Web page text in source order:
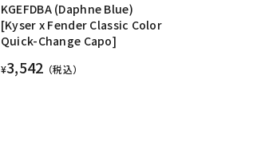
KGEFDBA (Daphne Blue)
[Kyser x Fender Classic Color
Quick-Change Capo]
¥3,542 （税込）